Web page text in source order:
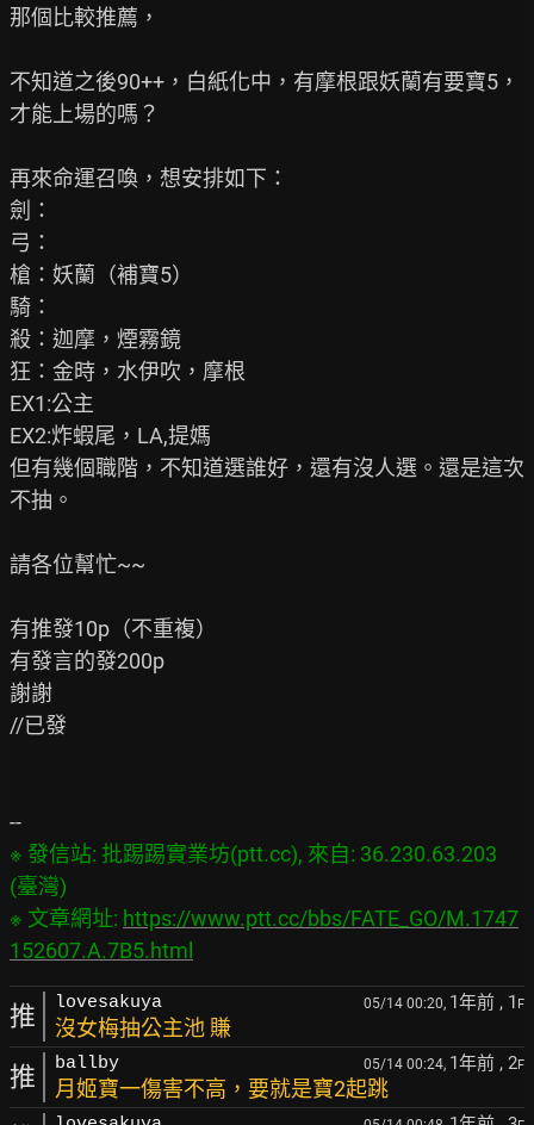
那個比較推薦，
不知道之後90++，白紙化中，有摩根跟妖蘭有要寶5，
才能上場的嗎？
再來命運召喚，想安排如下：
劍：
弓：
槍：妖蘭（補寶5）
騎：
殺：迦摩，煙霧鏡
狂：金時，水伊吹，摩根
EX1:公主
EX2:炸蝦尾，LA,提媽
但有幾個職階，不知道選誰好，還有沒人選。還是這次
不抽。
請各位幫忙~~
有推發10p（不重複）
有發言的發200p
謝謝
//已發
※ 發信站: 批踢踢實業坊(ptt.cc), 來自: 36.230.63.203
(臺灣)
※ 文章網址: https://www.ptt.cc/bbs/FATE_GO/M.1747
152607.A.7B5.html
推 lovesakuya 05/14 00:20, 1年前 , 1 F
沒女梅抽公主池 賺
推 ballby 05/14 00:24, 1年前 , 2F
月姬寶一傷害不高，要就是寶2起跳